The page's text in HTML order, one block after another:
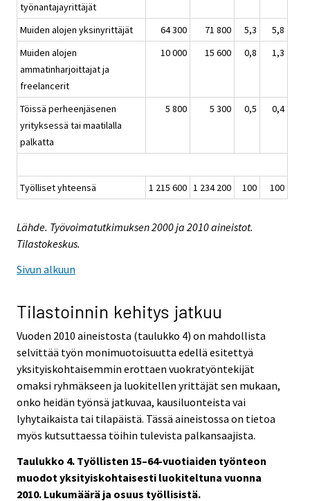
työnantajayrittäjät
Muiden alojen yksinyrittäjät 64 300 71 800 5,3
5,8
Muiden alojen
ammatinharjoittajat ja
freelancerit
10 000 15 600 0,8 1,3
Töissä perheenjäsenen
yrityksessä tai maatilalla
palkatta
5 800 5 300 0,5 0,4
Työlliset yhteensä 1 215 600 1 234 200 100 100
Lähde. Työvoimatutkimuksen 2000 ja 2010 aineistot.
Tilastokeskus.
Sivun alkuun
Tilastoinnin kehitys jatkuu
Vuoden 2010 aineistosta (taulukko 4) on mahdollista
selvittää työn monimuotoisuutta edellä esitettyä
yksityiskohtaisemmin erottaen vuokratyöntekijät
omaksi ryhmäkseen ja luokitellen yrittäjät sen mukaan,
onko heidän työnsä jatkuvaa, kausiluonteista vai
lyhytaikaista tai tilapäistä. Tässä aineistossa on tietoa
myös kutsuttaessa töihin tulevista palkansaajista.
Taulukko 4. Työllisten 15–64-vuotiaiden työnteon
muodot yksityiskohtaisesti luokiteltuna vuonna
2010. Lukumäärä ja osuus työllisistä.